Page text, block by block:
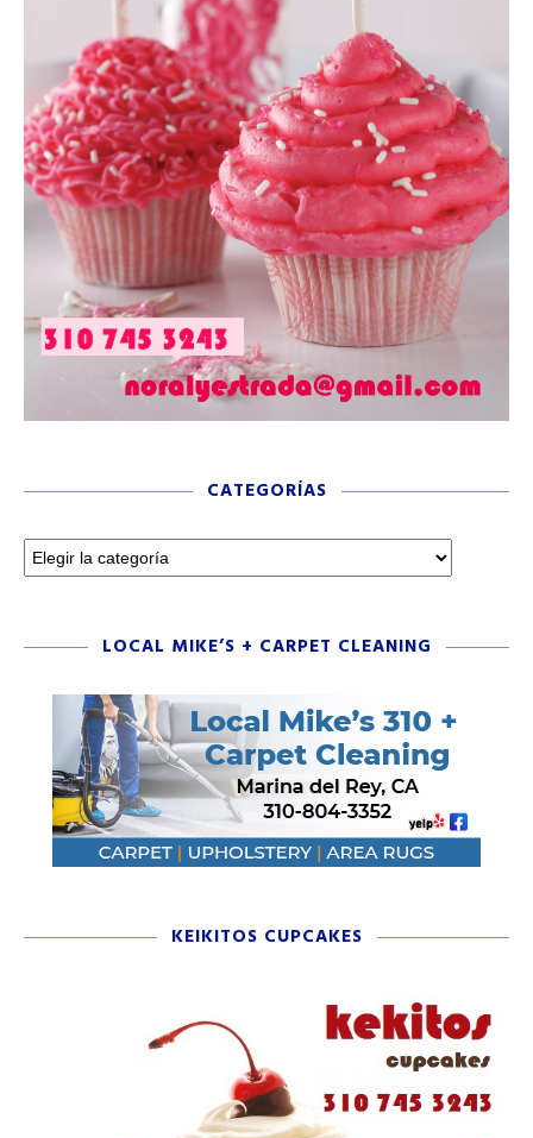
CATEGORÍAS
LOCAL MIKE’S + CARPET CLEANING
KEIKITOS CUPCAKES